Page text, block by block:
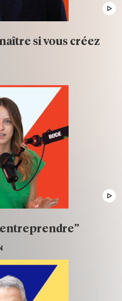
si vous créez
entreprendre”